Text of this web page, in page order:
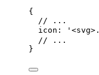
{
// ...
icon:
'
// ...
}